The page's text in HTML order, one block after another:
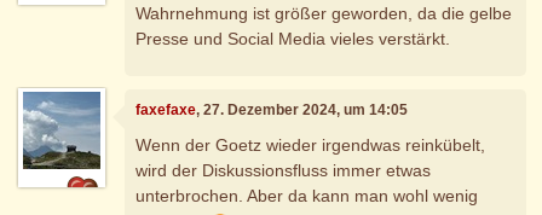
Wahrnehmung ist größer geworden, da die gelbe
Presse und Social Media vieles verstärkt.
faxefaxe, 27. Dezember 2024, um 14:05
Wenn der Goetz wieder irgendwas reinkübelt,
wird der Diskussionsfluss immer etwas
unterbrochen. Aber da kann man wohl wenig